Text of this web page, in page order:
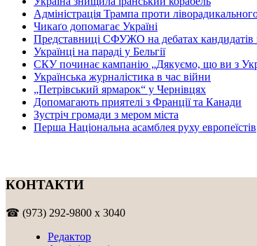
Адміністрація Трампа проти
Чикаґо допомагає Україні
Представниці СФУЖО на дебатах
Українці на параді у Бельгії
СКУ починає кампанію „Дякуємо, що ви з
Українська журналістика в час війни
„Петрівський ярмарок“ у Чернівцях
Допомагають приятелі з Франції та Канади
Зустріч громади з мером міста
Перша Національна асамблея руху европеїстів
КОНТАКТИ
☎ (973) 292-9800 x 3040
Редактор